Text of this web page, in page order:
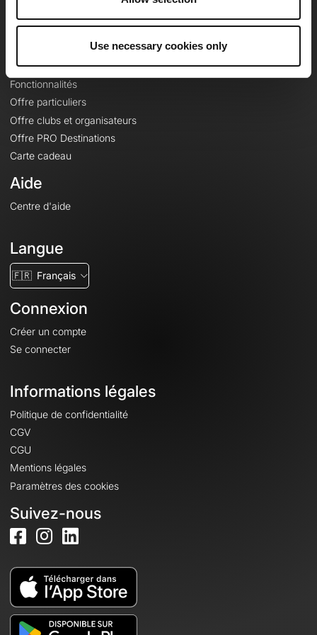
Use necessary cookies only
Le Mag'
Fonds de cartes topographiques
Fonctionnalités
Offre particuliers
Offre clubs et organisateurs
Offre PRO Destinations
Carte cadeau
Aide
Centre d'aide
Langue
🇫🇷 Français
Connexion
Créer un compte
Se connecter
Informations légales
Politique de confidentialité
CGV
CGU
Mentions légales
Paramètres des cookies
Suivez-nous